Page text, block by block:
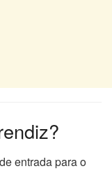
entrada para o